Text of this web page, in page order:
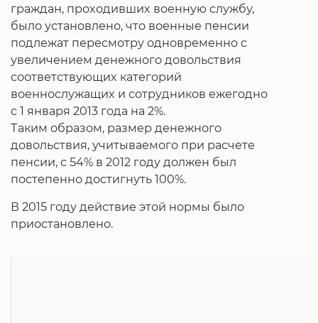
граждан, проходивших военную службу,
было установлено, что военные пенсии
подлежат пересмотру одновременно с
увеличением денежного довольствия
соответствующих категорий
военнослужащих и сотрудников ежегодно
с 1 января 2013 года на 2%.
Таким образом, размер денежного
довольствия, учитываемого при расчете
пенсии, с 54% в 2012 году должен был
постепенно достигнуть 100%.
В 2015 году действие этой нормы было
приостановлено.